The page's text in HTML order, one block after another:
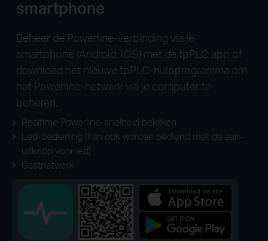
smartphone
Beheer de Powerline-verbinding via je
smartphone (Android, iOS) met de tpPLC app of
download het nieuwe tpPLC-hulpprogramma om
het Powerline-netwerk via je computer te
beheren.
Realtime Powerline-snelheid bekijken
Led-bediening (kan ook worden bediend met de aan-
uitknop voor led)
Gastnetwerk